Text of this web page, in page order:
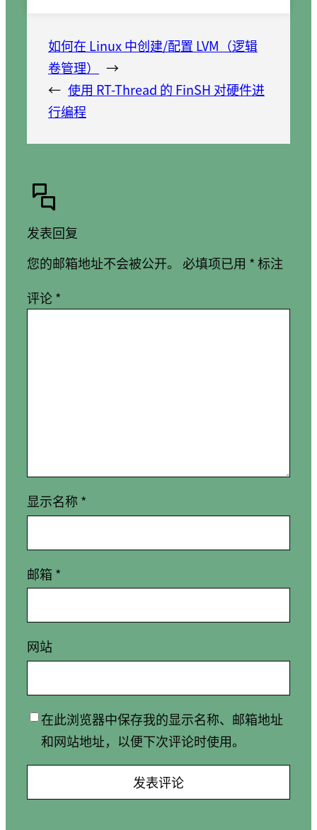
如何在 Linux 中创建/配置 LVM（逻辑
卷管理）
→
← 使用 RT-Thread 的 FinSH 对硬件进
行编程
发表回复
您的邮箱地址不会被公开。
必填项已用 *标注
评论*
显示名称 *
邮箱 *
网站
在此浏览器中保存我的显示名称、邮箱地址
和网站地址，以便下次评论时使用。